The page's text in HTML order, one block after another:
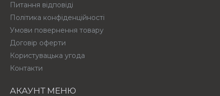
Питання відповіді
Політика конфіденційності
Умови повернення товару
Договір оферти
Користувацька угода
Контакти
АКАУНТ МЕНЮ